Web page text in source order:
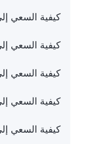
كيفية السعي
كيفية السعي
كيفية السعي
كيفية السعي
كيفية السعي